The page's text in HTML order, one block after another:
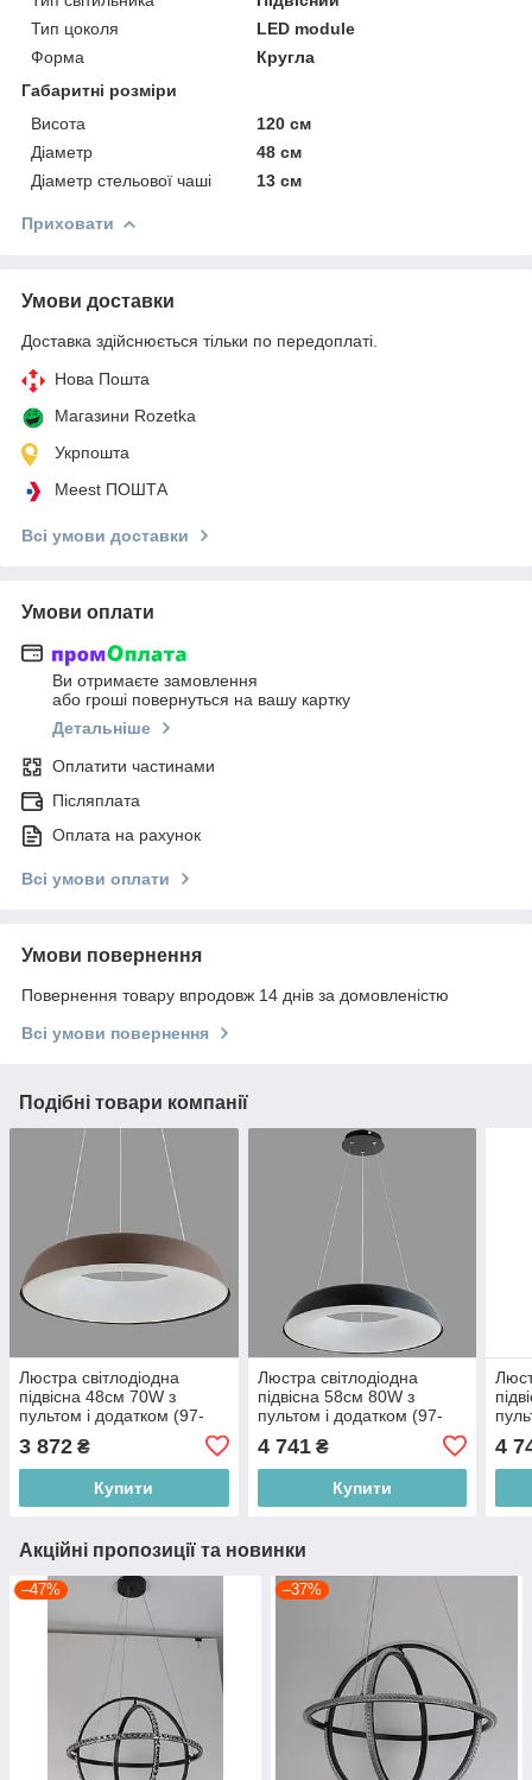
Тип цоколя
LED module
Форма
Кругла
Габаритні розміри
Висота
120 см
Діаметр
48 см
Діаметр стельової чаші
13 см
Приховати
Умови доставки
Доставка здійснюється тільки по передоплаті.
Нова Пошта
Магазини Rozetka
Укрпошта
Meest ПОШТА
Всі умови доставки
Умови оплати
Ви отримаєте замовлення
або гроші повернуться на вашу картку
Детальніше
Оплатити частинами
Післяплата
Оплата на рахунок
Всі умови оплати
Умови повернення
Повернення товару впродовж 14 днів за домовленістю
Всі умови повернення
Подібні товари компанії
Люстра світлодіодна
підвісна 48см 70W з
пультом і додатком (97-
3 872 ₴
Купити
Люстра світлодіодна
підвісна 58см 80W з
пультом і додатком (97-
4 741₴
Купити
4
Акційні пропозиції та новинки
–47% –37%